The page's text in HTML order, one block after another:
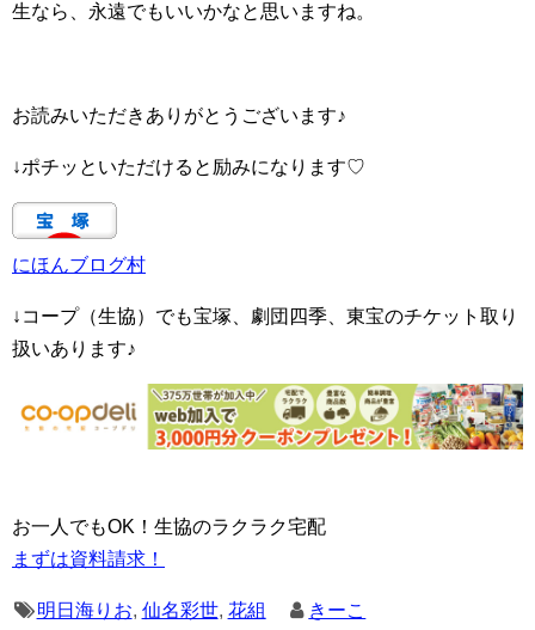
生なら、永遠でもいいかなと思いますね。
お読みいただきありがとうございます♪
↓ポチッといただけると励みになります♡
にほんブログ村
↓コープ（生協）でも宝塚、劇団四季、東宝のチケット取り
扱いあります♪
お一人でもOK！生協のラクラク宅配
まずは資料請求！
明日海りお, 仙名彩世, 花組 きーこ